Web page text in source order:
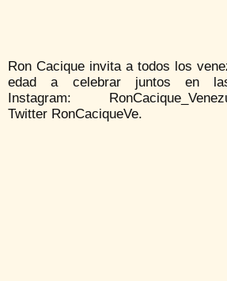
Ron Cacique invita a todos los
edad a celebrar juntos en
Instagram:
Twitter RonCaciqueVe.